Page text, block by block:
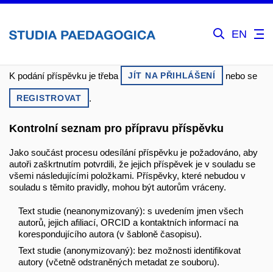
EN
K podání příspěvku je třeba JÍT NA PŘIHLÁŠENÍ nebo se
REGISTROVAT .
Kontrolní seznam pro přípravu příspěvku
Jako součást procesu odesílání příspěvku je požadováno, aby
autoři zaškrtnutím potvrdili, že jejich příspěvek je v souladu se
všemi následujícími položkami. Příspěvky, které nebudou v
souladu s těmito pravidly, mohou být autorům vráceny.
Text studie (neanonymizovaný): s uvedením jmen všech
autorů, jejich afiliací, ORCID a kontaktních informací na
korespondujícího autora (v šabloně časopisu).
Text studie (anonymizovaný): bez možnosti identifikovat
autory (včetně odstraněných metadat ze souboru).